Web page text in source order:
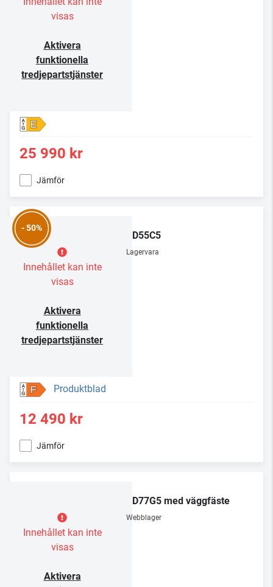
visas
Aktivera
funktionella
tredjepartstjänster
E
25 990 kr
Jämför
- 50%
Innehållet kan inte
visas
Aktivera
funktionella
tredjepartstjänster
OLED55C5
Lagervara
F Produktblad
12 490 kr
Jämför
Innehållet kan inte
visas
Aktivera
OLED77G5 med väggfäste
Webblager